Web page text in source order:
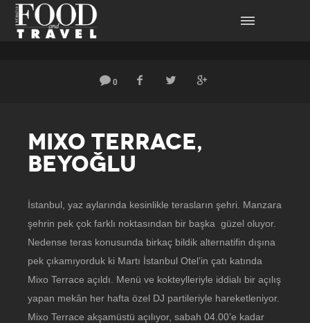
0
MIXO TERRACE,
BEYOĞLU
İstanbul, yaz aylarında kesinlikle terasların şehri. Manzara
şehrin pek çok farklı noktasından bir başka güzel oluyor.
Nedense teras konusunda birkaç bildik alternatifin dışına
pek çıkamıyorduk ki Martı İstanbul Otel’in çatı katında
Mixo Terrace açıldı. Menü ve kokteylleriyle iddialı bir açılış
yapan mekân her hafta özel DJ partileriyle hareketleniyor.
Mixo Terrace akşamüstü açılıyor, sabah 04.00’e kadar